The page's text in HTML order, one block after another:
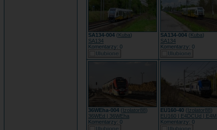
SA134-004 (Kuba)
SA134
Komentarzy: 0
SA134-004 (Kuba)
SA134
Komentarzy: 0
36WEha-004 (Izolator88)
36WEd | 36WEha
Komentarzy: 0
EU160-40 (Izolator88)
EU160 | E4DCUd |
Komentarzy: 0